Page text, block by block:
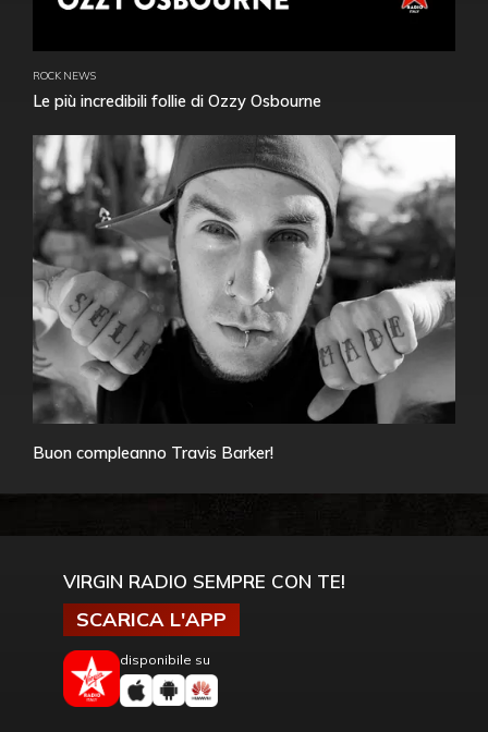
ROCK NEWS
Le più incredibili follie di Ozzy Osbourne
Buon compleanno Travis Barker!
VIRGIN RADIO SEMPRE CON TE!
SCARICA L'APP
disponibile su